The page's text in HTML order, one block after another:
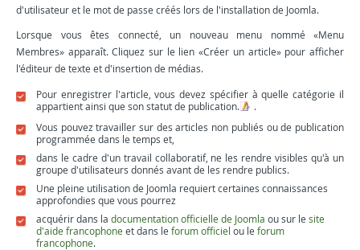
d'utilisateur et le mot de passe créés lors de l'installation de Joomla.
Lorsque vous êtes connecté, un nouveau menu nommé «Menu
Membres» apparaît. Cliquez sur le lien «Créer un article» pour afficher
l'éditeur de texte et d'insertion de médias.
Pour enregistrer l'article, vous devez spécifier à quelle catégorie il
appartient ainsi que son statut de publication.
.
Vous pouvez travailler sur des articles non publiés ou de publication
programmée dans le temps et,
dans le cadre d'un travail collaboratif, ne les rendre visibles qu'à un
groupe d'utilisateurs donnés avant de les rendre publics.
Une pleine utilisation de Joomla requiert certaines connaissances
approfondies que vous pourrez
acquérir dans la documentation officielle de Joomla ou sur le site
d'aide francophone et dans le forum officiel ou le forum
francophone.